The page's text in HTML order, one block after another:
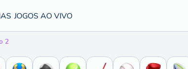
JOGOS AO VIVO
2